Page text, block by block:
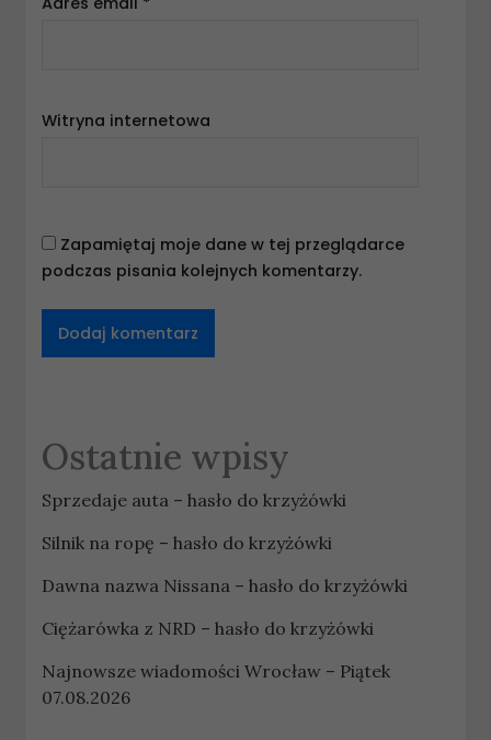
Witryna internetowa
Zapamiętaj moje dane w tej przeglądarce
podczas pisania kolejnych komentarzy.
Ostatnie wpisy
Sprzedaje auta – hasło do krzyżówki
Silnik na ropę – hasło do krzyżówki
Dawna nazwa Nissana – hasło do krzyżówki
Ciężarówka z NRD – hasło do krzyżówki
Najnowsze wiadomości Wrocław – Piątek
07.08.2026